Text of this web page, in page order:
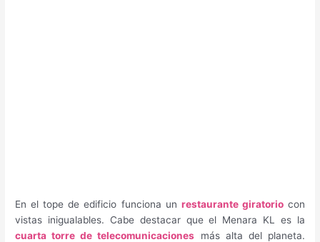
En el tope de edificio funciona un restaurante giratoriocon
vistas inigualables. Cabe destacar que el Menara KL es la
cuarta torre de telecomunicaciones más alta del planeta.